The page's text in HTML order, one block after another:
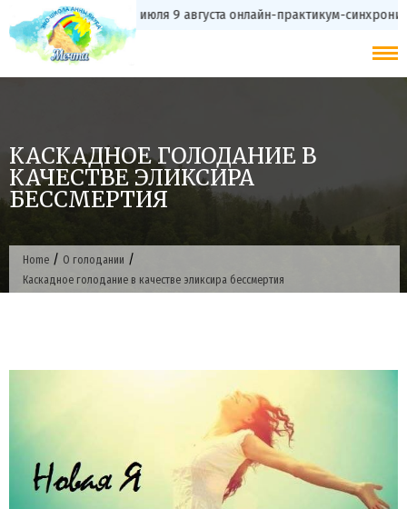
to
content
с 20 июля 9 августа онлайн-практикум-
КАСКАДНОЕ ГОЛОДАНИЕ В
КАЧЕСТВЕ ЭЛИКСИРА
БЕССМЕРТИЯ
Home / О голодании /
Каскадное голодание в качестве эликсира бессмертия